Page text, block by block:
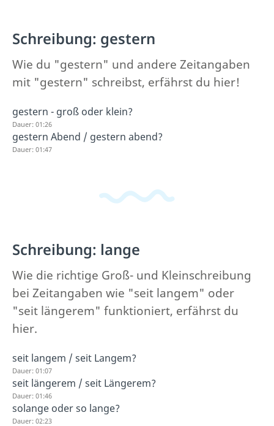
Schreibung: gestern
Wie du "gestern" und andere Zeitangaben
mit "gestern" schreibst, erfährst du hier!
gestern - groß oder klein?
Dauer: 01:26
gestern Abend / gestern abend?
Dauer: 01:47
Schreibung: lange
Wie die richtige Groß- und Kleinschreibung
bei Zeitangaben wie "seit langem" oder
"seit längerem" funktioniert, erfährst du
hier.
seit langem / seit Langem?
Dauer: 01:07
seit längerem / seit Längerem?
Dauer: 01:46
solange oder so lange?
Dauer: 02:23